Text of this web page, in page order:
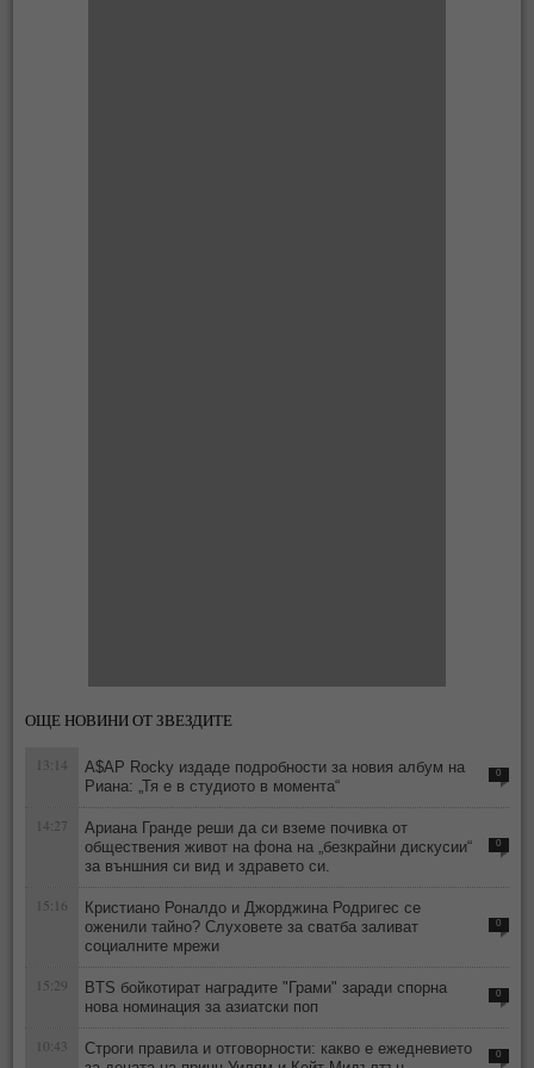
ОЩЕ НОВИНИ ОТ ЗВЕЗДИТЕ
13:14
A$AP Rocky издаде подробности за новия албум на
Риана: „Тя е в студиото в момента“
0
14:27
Ариана Гранде реши да си вземе почивка от
обществения живот на фона на „безкрайни дискусии“
за външния си вид и здравето си.
0
15:16
Кристиано Роналдо и Джорджина Родригес се
оженили тайно? Слуховете за сватба заливат
социалните мрежи
0
15:29
BTS бойкотират наградите "Грами" заради спорна
нова номинация за азиатски поп
0
10:43
Строги правила и отговорности: какво е ежедневието
0